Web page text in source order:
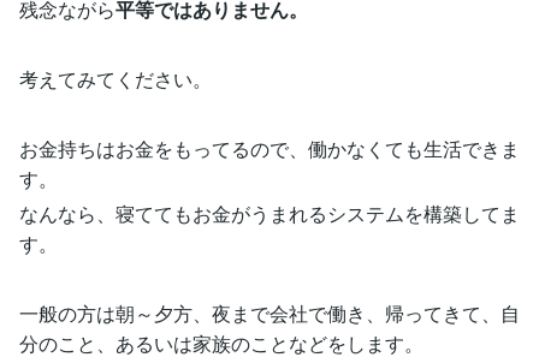
残念ながら平等ではありません。
考えてみてください。
お金持ちはお金をもってるので、働かなくても生活できま
す。
なんなら、寝ててもお金がうまれるシステムを構築してま
す。
一般の方は朝～夕方、夜まで会社で働き、帰ってきて、自
分のこと、あるいは家族のことなどをします。